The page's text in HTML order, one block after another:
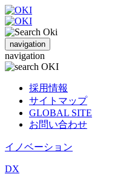
navigation
navigation
採用情報
サイトマップ
GLOBAL SITE
お問い合わせ
イノベーション
DX